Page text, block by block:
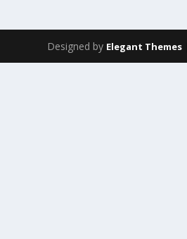
Designed by Elegant Themes